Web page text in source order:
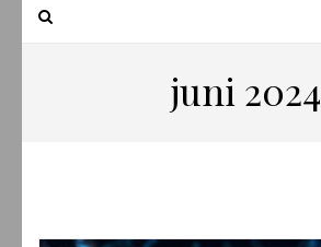
juni 2024